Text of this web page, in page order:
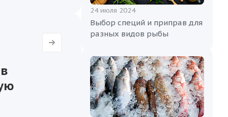
24 июля 2024
Выбор специй и приправ для
разных видов рыбы